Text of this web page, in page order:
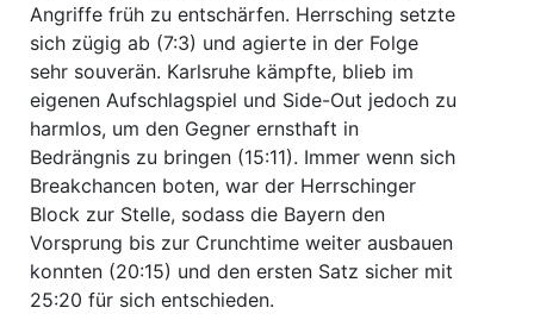
Angriffe früh zu entschärfen. Herrsching setzte
sich zügig ab (7:3) und agierte in der Folge
sehr souverän. Karlsruhe kämpfte, blieb im
eigenen Aufschlagspiel und Side-Out jedoch zu
harmlos, um den Gegner ernsthaft in
Bedrängnis zu bringen (15:11). Immer wenn sich
Breakchancen boten, war der Herrschinger
Block zur Stelle, sodass die Bayern den
Vorsprung bis zur Crunchtime weiter ausbauen
konnten (20:15) und den ersten Satz sicher mit
25:20 für sich entschieden.